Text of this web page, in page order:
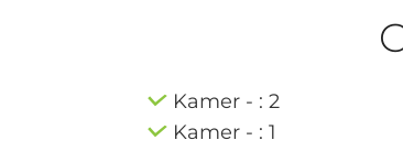
Kamer - : 2
Kamer - : 1